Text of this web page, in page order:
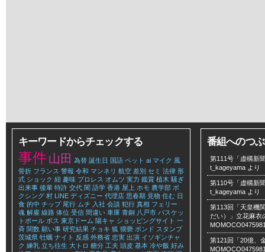
キーワードからチェックする
事件山田 為替 誕生日 国語 ペット ai マイク 風
骨折 フランス 警報 令和 マンネリ 航空 差別 セミ 法律 形
式 ショック 紐 趣味 プロレス オムツ 実力 鑑賞 植木 騒ぎ
出来事 後輩 特許 交代 闇 語学 香港 屋上 ホモ 農学部 ボ
クシング 村 LINE ディズニー 代理店 思春期 見物 住む 日
食 的中 チップ 尾行 ムチ 入社 会談 犯行 真相 フェリー
魂 解雇 線路 体位 受信 間違い 車庫 青銅 八戸市 バスケッ
トボール ボス 東京ドーム 陽キャ ショッピングサイト 一
斉 関数 願い事 研究結果 チョキ 狐 猥褻 ボンド スタンプ
茨城県 牡蠣 ナイト 反感 外務省 忠実 出演 イソギンチャ
ク 練乳 立ち往生 大トロ 糖分 工夫 頭皮 基本 冷や飯 好み
番組へのつ
第111号「虚構新
t_kageyama より
第110号「虚構新
t_kageyama より
第113回「天皇機
だい）」立花麻衣
第121回「20億、